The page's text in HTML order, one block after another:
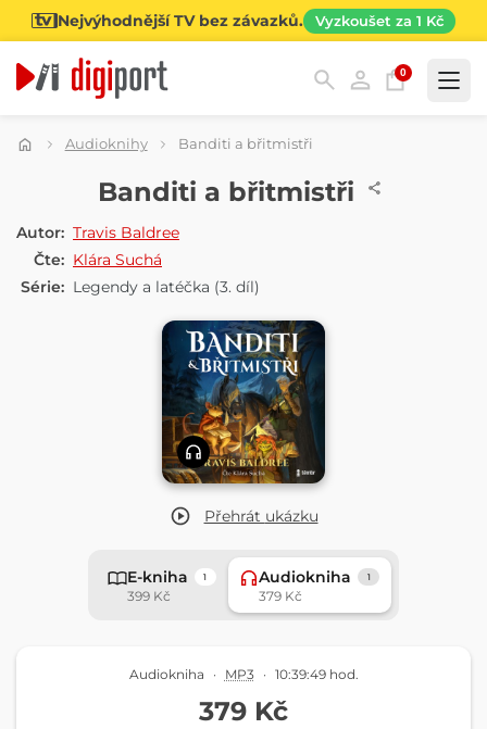
Nejvýhodnější TV bez závazků. Vyzkoušet za 1 Kč
0
Kategorie
Audioknihy Banditi a břitmistři
Přehrát ukázku
AUDIOKNIHABanditi a břitmistři
Autor: Travis Baldree
Čte: Klára Suchá
Série: Legendy a latéčka (3. díl)
E-kniha 1
399 Kč
Audiokniha 1
379 Kč
Audiokniha · MP3 · 10:39:49 hod.
379 Kč